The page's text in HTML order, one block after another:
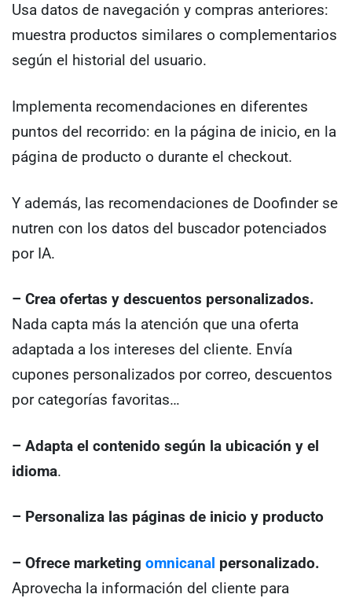
Usa datos de navegación y compras anteriores:
muestra productos similares o complementarios
según el historial del usuario.
Implementa recomendaciones en diferentes
puntos del recorrido: en la página de inicio, en la
página de producto o durante el checkout.
Y además, las recomendaciones de Doofinder se
nutren con los datos del buscador potenciados
por IA.
– Crea ofertas y descuentos personalizados.
Nada capta más la atención que una oferta
adaptada a los intereses del cliente. Envía
cupones personalizados por correo, descuentos
por categorías favoritas…
– Adapta el contenido según la ubicación y el
idioma.
– Personaliza las páginas de inicio y producto
– Ofrece marketing omnicanal personalizado.
Aprovecha la información del cliente para